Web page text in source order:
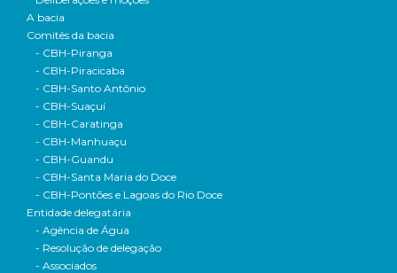
A bacia
Comitês da bacia
- CBH-Piranga
- CBH-Piracicaba
- CBH-Santo Antônio
- CBH-Suaçuí
- CBH-Caratinga
- CBH-Manhuaçu
- CBH-Guandu
- CBH-Santa Maria do Doce
- CBH-Pontões e Lagoas do Rio Doce
Entidade delegatária
- Agência de Água
- Resolução de delegação
- Associados